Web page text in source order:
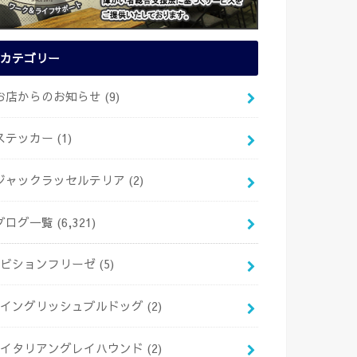
カテゴリー
店からのお知らせ (9)
テッカー (1)
ャックラッセルテリア (2)
ログ一覧 (6,321)
ビションフリーゼ (5)
イングリッシュブルドッグ (2)
イタリアングレイハウンド (2)